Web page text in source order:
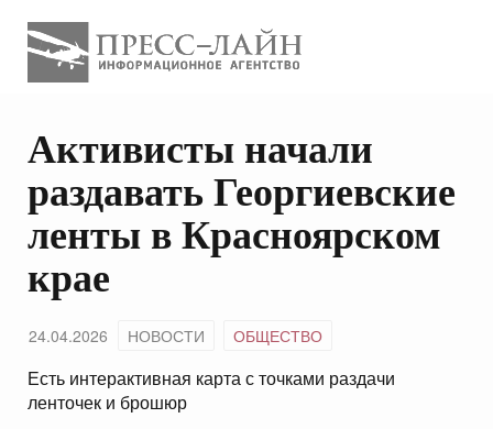
Активисты начали
раздавать Георгиевские
ленты в Красноярском
крае
24.04.2026 НОВОСТИ ОБЩЕСТВО
Есть интерактивная карта с точками раздачи
ленточек и брошюр